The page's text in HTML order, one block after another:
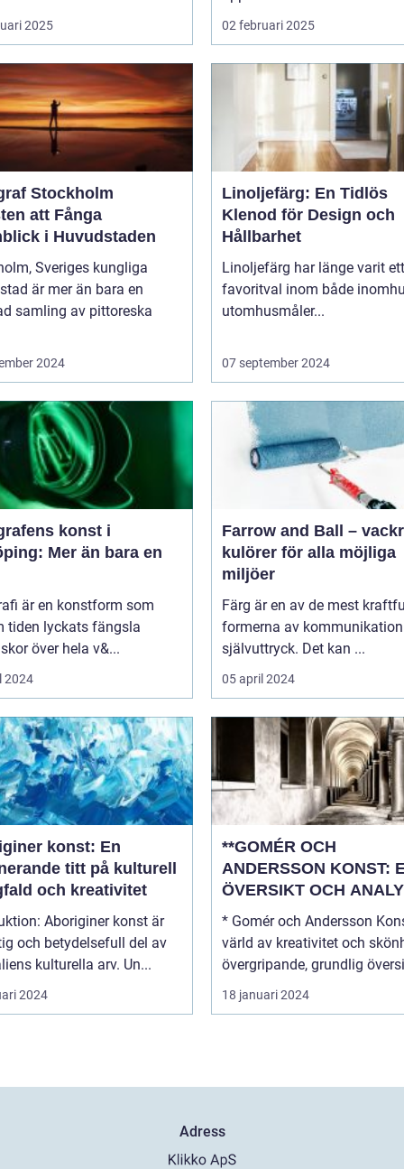
2025 02 februari 2025
Stockholm
att Fånga
i Huvudstaden
Sveriges kungliga
är mer än bara en
samling av pittoreska
2024
Linoljefärg: En Tidlös
Klenod för Design och
Hållbarhet
Linoljefärg har länge varit ett
favoritval inom både
utomhusmåler...
07 september 2024
konst i
Mer än bara en
är en konstform som
tiden lyckats fängsla
över hela v&...
2024
Farrow and Ball –
kulörer för alla möjliga
miljöer
Färg är en av de mest
formerna av
självuttryck. Det kan ...
05 april 2024
konst: En
titt på kulturell
och kreativitet
konst är
och betydelsefull del av
kulturella arv. Un...
2024
**GOMÉR OCH
ANDERSSON KONST:
ÖVERSIKT OCH
* Gomér och Andersson
värld av kreativitet och
övergripande, grundlig
18 januari 2024
Adress